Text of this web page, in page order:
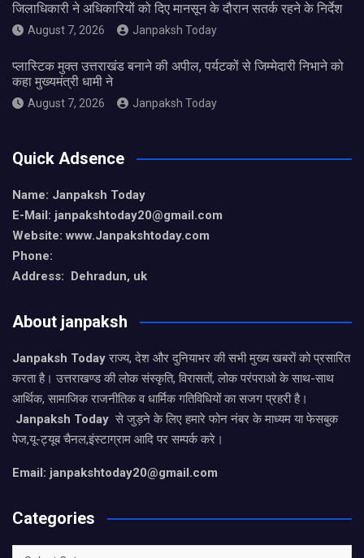
जिलाधिकारी ने अधिकारियों को दिए मानसून के दौरान सतर्क रहने के निर्देश
August 7, 2026 Janpaksh Today
प्लास्टिक मुक्त उत्तराखंड बनाने की अपील, पर्यटकों से जिम्मेदारी निभाने को
कहा मुख्यमंत्री धामी ने
August 7, 2026 Janpaksh Today
Quick Adsence
Name: Janpaksh Today
E-Mail: janpakshtoday20@gmail.com
Website: www.Janpakshtoday.com
Phone:
Address: Dehradun, uk
About janpaksh
Janpaksh Todayराज्य, देश और दुनियाभर की सभी मुख्य खबरों को प्रसारित
करता है। उत्तराखण्ड की लोक संस्कृति, विरासतों, लोक परंपराओ के साथ-साथ
आर्थिक, सामाजिक राजनीतिक व धार्मिक गतिविधियों का सजग प्रहरी है।
Janpaksh Today से जुड़ने के लिए हमारे फोन नंबर के माध्यम या फेसबुक
पेज,यू-ट्यूब चैनल,इंस्टाग्राम आदि पर सम्पर्क करे।
Email: janpakshtoday20@gmail.com
Categories
Categories